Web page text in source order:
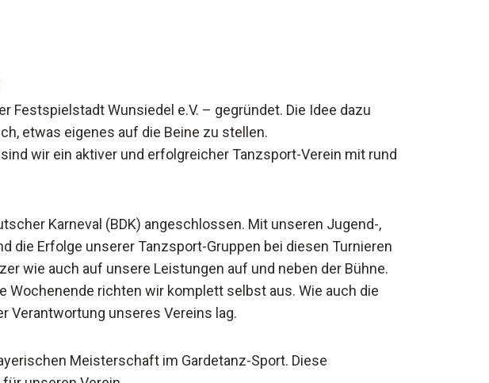
Festspielstadt Wunsiedel e.V. – gegründet. Die Idee dazu
etwas eigenes auf die Beine zu stellen.
wir ein aktiver und erfolgreicher Tanzsport-Verein mit rund
Karneval (BDK) angeschlossen. Mit unseren Jugend-,
Erfolge unserer Tanzsport-Gruppen bei diesen Turnieren
wie auch auf unsere Leistungen auf und neben der Bühne.
Wochenende richten wir komplett selbst aus. Wie auch die
Verantwortung unseres Vereins lag.
Meisterschaft im Gardetanz-Sport. Diese